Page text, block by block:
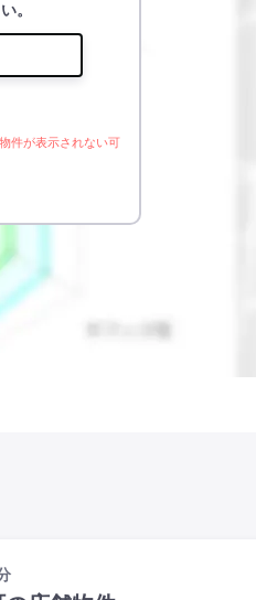
。
件が表示されない可